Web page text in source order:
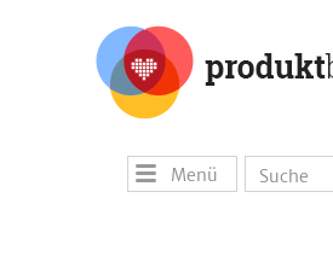
Menü